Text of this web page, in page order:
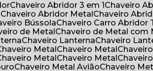
Chaveiro Abridor 3 em 1 Chaveiro
Chaveiro Abridor Metal Chaveiro
Bússola Chaveiro Carro Abridor
de Metal Chaveiro de Metal
Chaveiro Lanterna Chaveiro
Chaveiro Metal Chaveiro Metal
Chaveiro Metal Chaveiro Metal
Chaveiro Metal Avião Chaveiro